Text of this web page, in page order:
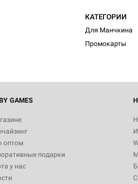
КАТЕГОРИИ
Для Манчкина
Промокарты
GAMES
оптом
подарки
у нас
фантастики. Спецвыпуск: Братья
Боевая тревога
игра Hobby World Сумерки
Четвёртая редакция: Грозовой
990